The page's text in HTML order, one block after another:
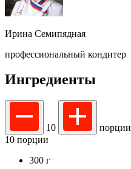
Ирина Семипядная
профессиональный кондитер
Ингредиенты
10
порции
10 порции
300 г